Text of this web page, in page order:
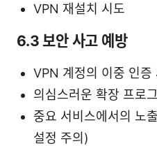
VPN 재설치 시도
6.3 보안 사고 예방
VPN 계정의 이중 인증
의심스러운 확장 프로
중요 서비스에서의 노
설정 주의)